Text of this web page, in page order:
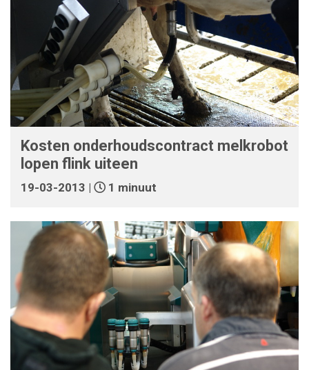
Kosten onderhoudscontract melkrobot
lopen flink uiteen
19-03-2013 | 1 minuut